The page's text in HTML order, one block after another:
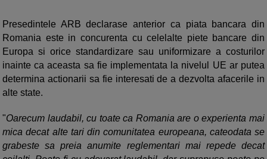
Presedintele ARB declarase anterior ca piata bancara din
Romania este in concurenta cu celelalte piete bancare din
Europa si orice standardizare sau uniformizare a costurilor
inainte ca aceasta sa fie implementata la nivelul UE ar putea
determina actionarii sa fie interesati de a dezvolta afacerile in
alte state.
"Oarecum laudabil, cu toate ca Romania are o experienta mai
mica decat alte tari din comunitatea europeana, cateodata se
grabeste sa preia anumite reglementari mai repede decat